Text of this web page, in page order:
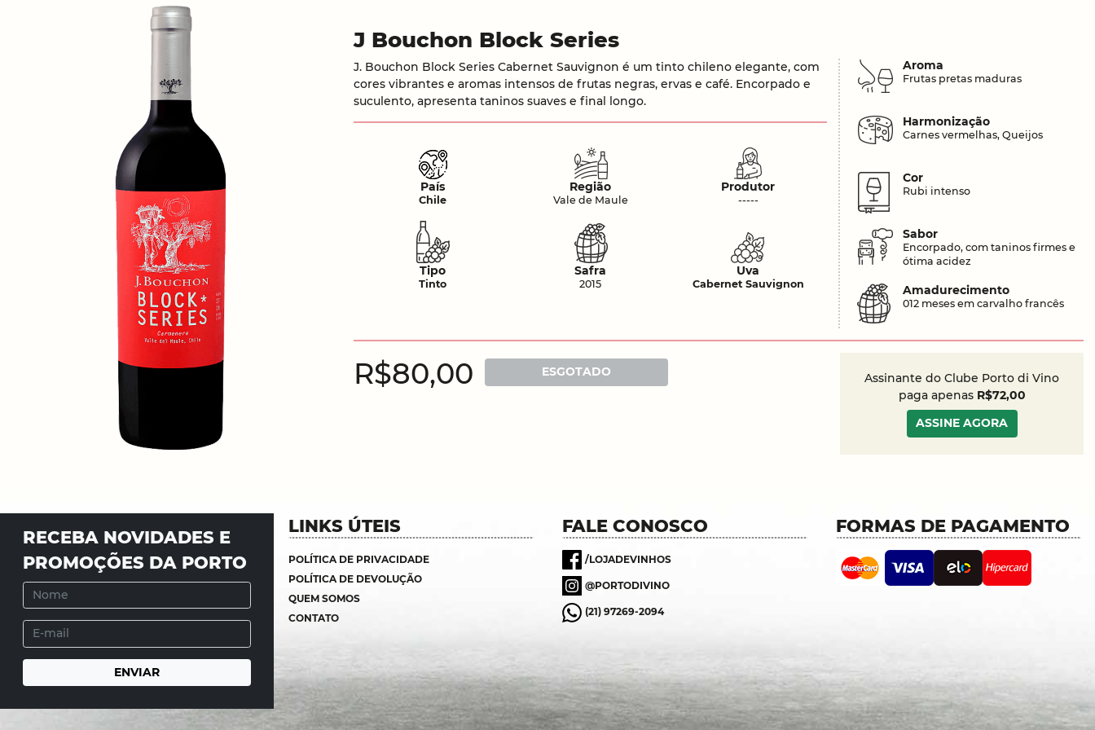
J Bouchon Block Series
J. Bouchon Block Series Cabernet Sauvignon é um tinto chileno elegante, com
cores vibrantes e aromas intensos de frutas negras, ervas e café. Encorpado e
suculento, apresenta taninos suaves e final longo.
País
Chile
Região
Vale de Maule
Produtor
-----
Tipo
Tinto
Safra
2015
Uva
Cabernet Sauvignon
Aroma
Frutas pretas maduras
Harmonização
Carnes vermelhas, Queijos
Cor
Rubi intenso
Sabor
Encorpado, com taninos firmes e
ótima acidez
Amadurecimento
012 meses em carvalho francês
R$80,00 ESGOTADO
Assinante do Clube Porto di Vino
paga apenas R$72,00
ASSINE AGORA
RECEBA NOVIDADES E
PROMOÇÕES DA PORTO
LINKS ÚTEIS
POLÍTICA DE PRIVACIDADE
POLÍTICA DE DEVOLUÇÃO
QUEM SOMOS
CONTATO
FALE CONOSCO
/LOJADEVINHOS
@PORTODIVINO
(21) 97269-2094
FORMAS DE PAGAMENTO